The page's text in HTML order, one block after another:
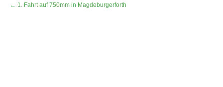
← 1. Fahrt auf 750mm in Magdeburgerforth